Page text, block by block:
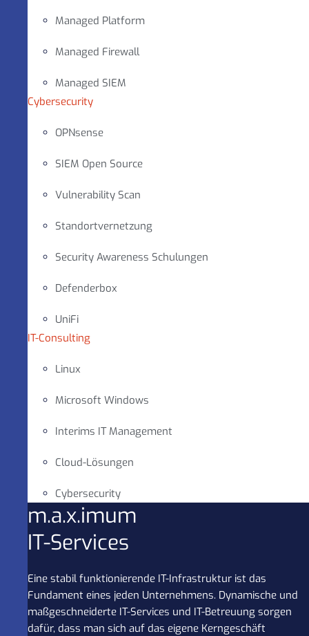
Managed Platform
Managed Firewall
Managed SIEM
Cybersecurity
OPNsense
SIEM Open Source
Vulnerability Scan
Standortvernetzung
Security Awareness Schulungen
Defenderbox
UniFi
IT-Consulting
Linux
Microsoft Windows
Interims IT Management
Cloud-Lösungen
Cybersecurity
m.a.x.imum
IT-Services
Eine stabil funktionierende IT-Infrastruktur ist das
Fundament eines jeden Unternehmens. Dynamische und
maßgeschneiderte IT-Services und IT-Betreuung sorgen
dafür, dass man sich auf das eigene Kerngeschäft